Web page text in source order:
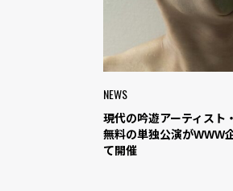
NEWS
現代の吟遊アーティスト
無料の単独公演がWWW
て開催